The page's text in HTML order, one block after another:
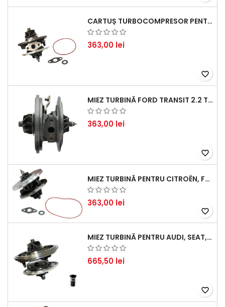
CARTUȘ TURBOCOMPRESOR PENTRU VW, AUDI, SEAT, SKODA - MOTOR DIESEL 2.0 TDI
363,00 lei
favorite_border
MIEZ TURBINĂ FORD TRANSIT 2.2 TDCI (2007-2016)
363,00 lei
favorite_border
MIEZ TURBINĂ PENTRU CITROËN, FORD, MAZDA, MINI, PEUGEOT ȘI VOLVO - MOTORIZĂRI 1.6 HDI ȘI 1.6 D
363,00 lei
favorite_border
MIEZ TURBINĂ PENTRU AUDI, SEAT, SKODA ȘI VOLKSWAGEN - MOTORIZĂRI 2.0 TDI 103KW 140CP
665,50 lei
favorite_border